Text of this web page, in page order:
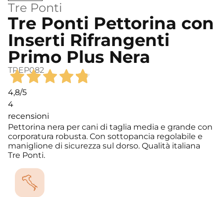
Tre Ponti
Tre Ponti Pettorina con
Inserti Rifrangenti
Primo Plus Nera
TREP082
4,8/5
4
recensioni
Pettorina nera per cani di taglia media e grande con
corporatura robusta. Con sottopancia regolabile e
maniglione di sicurezza sul dorso. Qualità italiana
Tre Ponti.